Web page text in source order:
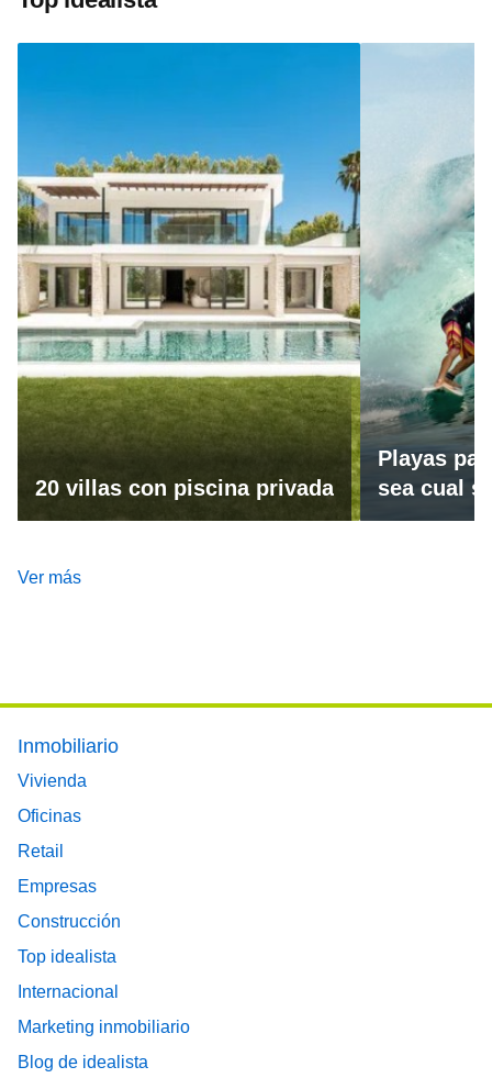
20 villas con piscina privada
Playas
sea cual
Ver más
Footer main menu
Inmobiliario
Vivienda
Oficinas
Retail
Empresas
Construcción
Top idealista
Internacional
Marketing inmobiliario
Blog de idealista